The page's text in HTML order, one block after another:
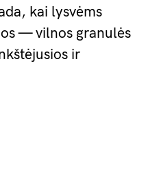
kai lysvėms
— vilnos granulės
ir